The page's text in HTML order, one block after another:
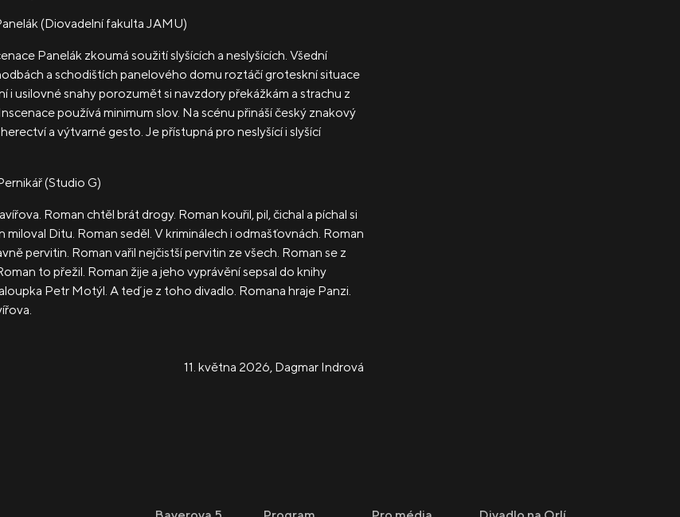
(Diovadelní fakulta JAMU)
Panelák zkoumá soužití slyšících a neslyšících. Všední
a schodištích panelového domu roztáčí groteskní situace
i usilovné snahy porozumět si navzdory překážkám a strachu z
používá minimum slov. Na scénu přináší český znakový
a výtvarné gesto. Je přístupná pro neslyšící i slyšící
(Studio G)
Roman chtěl brát drogy. Roman kouřil, pil, čichal a píchal si
miloval Ditu. Roman seděl. V kriminálech i odmašťovnách. Roman
pervitin. Roman vařil nejčistší pervitin ze všech. Roman se z
to přežil. Roman žije a jeho vyprávění sepsal do knihy
Petr Motýl. A teď je z toho divadlo. Romana hraje Panzi.
11. května 2026, Dagmar Indrová